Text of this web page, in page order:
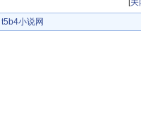
[关
t5b4小说网